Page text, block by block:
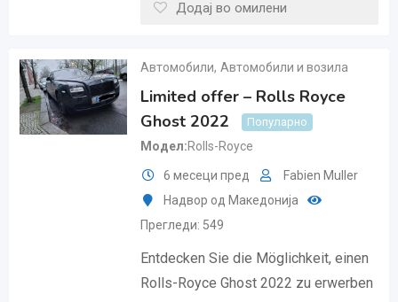
Додај во омилени
Автомобили, Автомобили и возила
Limited offer – Rolls Royce
Ghost 2022
Популарно
Модел Rolls-Royce
6 месеци пред
Fabien Muller
Надвор од Македонија
Прегледи: 549
Entdecken Sie die Möglichkeit, einen
Rolls-Royce Ghost 2022 zu erwerben